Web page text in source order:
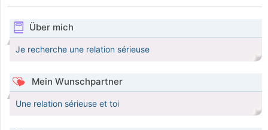
Über mich
Je recherche une relation sérieuse
Mein Wunschpartner
Une relation sérieuse et toi